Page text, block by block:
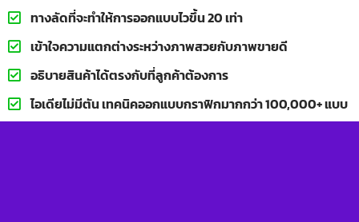
ทางลัดที่จะทำให้การออกแบบไวขึ้น 20 เท่า
เข้าใจความแตกต่างระหว่างภาพสวยกับภาพขายดี
อธิบายสินค้าได้ตรงกับที่ลูกค้าต้องการ
ไอเดียไม่มีตัน เทคนิคออกแบบกราฟิกมากกว่า 100,000+ แบบ